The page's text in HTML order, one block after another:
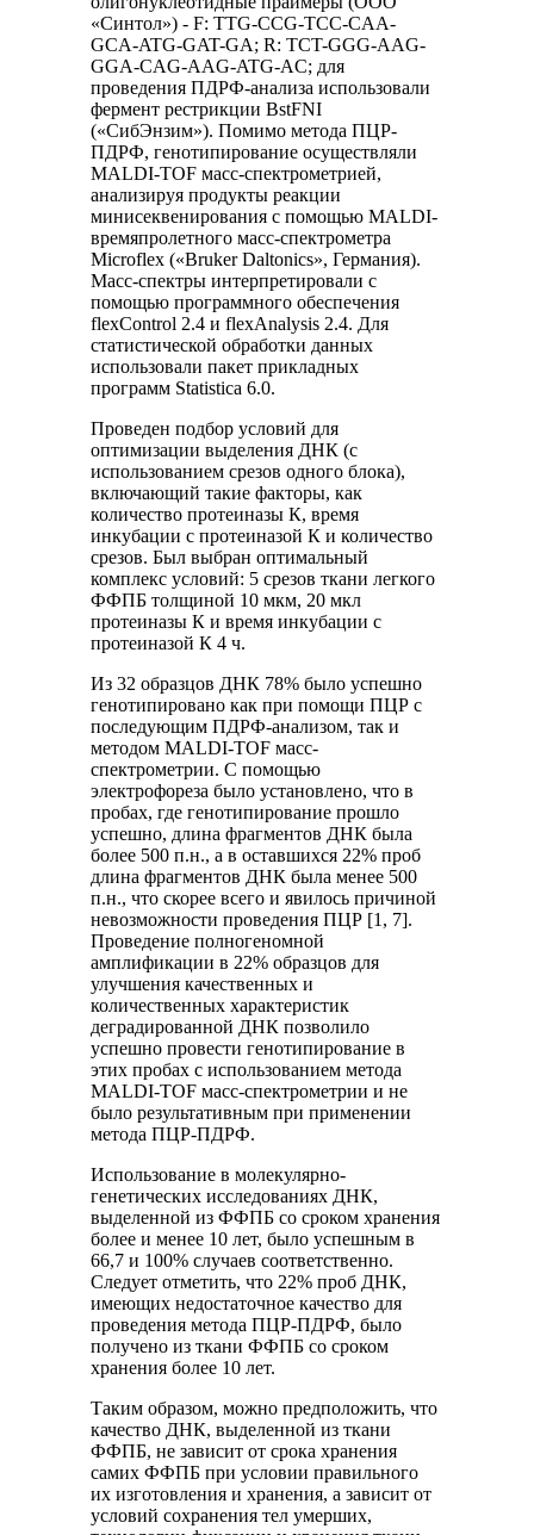
«Синтол») - F: TTG-CCG-TCC-CAA-
GCA-ATG-GAT-GA; R: TCT-GGG-AAG-
GGA-CAG-AAG-ATG-AC; для
проведения ПДРФ-анализа использовали
фермент рестрикции BstFNI
(«СибЭнзим»). Помимо метода ПЦР-
ПДРФ, генотипирование осуществляли
MALDI-TOF масс-спектрометрией,
анализируя продукты реакции
минисеквенирования с помощью MALDI-
времяпролетного масс-спектрометра
Microflex («Bruker Daltonics», Германия).
Масс-спектры интерпретировали с
помощью программного обеспечения
flexControl 2.4 и flexAnalysis 2.4. Для
статистической обработки данных
использовали пакет прикладных
программ Statistica 6.0.
Проведен подбор условий для
оптимизации выделения ДНК (с
использованием срезов одного блока),
включающий такие факторы, как
количество протеиназы К, время
инкубации с протеиназой К и количество
срезов. Был выбран оптимальный
комплекс условий: 5 срезов ткани легкого
ФФПБ толщиной 10 мкм, 20 мкл
протеиназы К и время инкубации с
протеиназой К 4 ч.
Из 32 образцов ДНК 78% было успешно
генотипировано как при помощи ПЦР с
последующим ПДРФ-анализом, так и
методом MALDI-TOF масс-
спектрометрии. С помощью
электрофореза было установлено, что в
пробах, где генотипирование прошло
успешно, длина фрагментов ДНК была
более 500 п.н., а в оставшихся 22% проб
длина фрагментов ДНК была менее 500
п.н., что скорее всего и явилось причиной
невозможности проведения ПЦР [1, 7].
Проведение полногеномной
амплификации в 22% образцов для
улучшения качественных и
количественных характеристик
деградированной ДНК позволило
успешно провести генотипирование в
этих пробах с использованием метода
MALDI-TOF масс-спектрометрии и не
было результативным при применении
метода ПЦР-ПДРФ.
Использование в молекулярно-
генетических исследованиях ДНК,
выделенной из ФФПБ со сроком хранения
более и менее 10 лет, было успешным в
66,7 и 100% случаев соответственно.
Следует отметить, что 22% проб ДНК,
имеющих недостаточное качество для
проведения метода ПЦР-ПДРФ, было
получено из ткани ФФПБ со сроком
хранения более 10 лет.
Таким образом, можно предположить, что
качество ДНК, выделенной из ткани
ФФПБ, не зависит от срока хранения
самих ФФПБ при условии правильного
их изготовления и хранения, а зависит от
условий сохранения тел умерших,